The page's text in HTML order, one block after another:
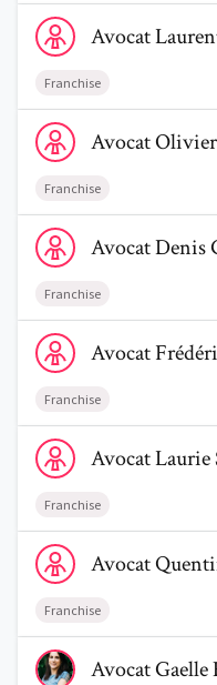
Voir le profil de
Avocat
Franchise
Voir le profil de
AvocatOlivier
Franchise
Voir le profil de
AvocatDenis
Franchise
Voir le profil de
Avocat
Franchise
Voir le profil de
AvocatLaurie
Franchise
Voir le profil de
Avocat
Franchise
Voir le profil de
AvocatGaelle